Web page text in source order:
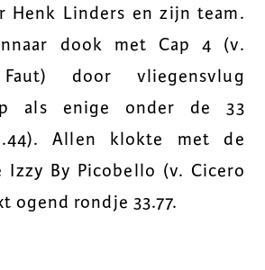
Henk Linders en zijn team.
dook met Cap 4 (v.
door vliegensvlug
als enige onder de 33
Allen klokte met de
Izzy By Picobello (v. Cicero
ogend rondje 33.77.